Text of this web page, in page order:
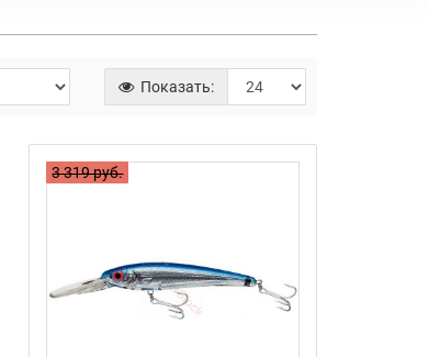
Показать:
3 319 руб.